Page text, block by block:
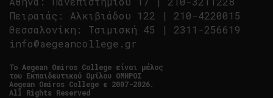
Πειραιάς : Αλκιβιάδου 122 | 210-4220015
Θεσσαλονίκη : Τσιμισκή 45 | 2311-256619
info@aegeancollege.gr
Tο Aegean Omiros College είναι μέλος
του Εκπαιδευτικού Ομίλου ΟΜΗΡΟΣ
Aegean Omiros College © 2007-2026.
All Rights Reserved